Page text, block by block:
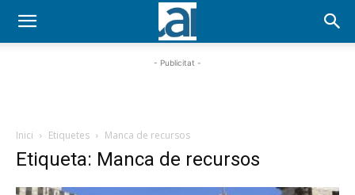
- Publicitat -
Inici Etiquetes Manca de recursos
Etiqueta: Manca de recursos